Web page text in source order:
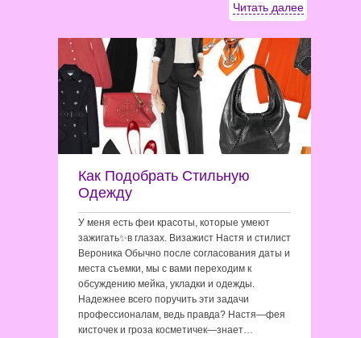
Читать далее
Как Подобрать Стильную
Одежду
У меня есть феи красоты, которые умеют
зажигать✨в глазах. Визажист Настя и стилист
Вероника Обычно после согласования даты и
места съемки, мы с вами переходим к
обсуждению мейка, укладки и одежды.
Надежнее всего поручить эти задачи
профессионалам, ведь правда? Настя—фея
кисточек и гроза косметичек—знает…